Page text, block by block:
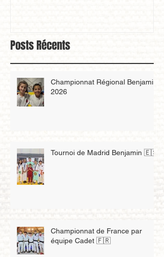
Posts Récents
Championnat Régional Benjamin
2026
Tournoi de Madrid Benjamin 🇪🇸
Championnat de France par
équipe Cadet 🇫🇷